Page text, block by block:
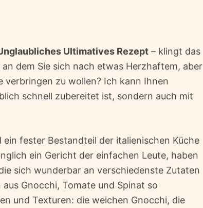
Ultimatives Rezept – klingt das
dem Sie sich nach etwas Herzhaftem, aber
verbringen zu wollen? Ich kann Ihnen
schnell zubereitet ist, sondern auch mit
fester Bestandteil der italienischen Küche
ein Gericht der einfachen Leute, haben
sich wunderbar an verschiedenste Zutaten
Gnocchi, Tomate und Spinat so
und Texturen: die weichen Gnocchi, die